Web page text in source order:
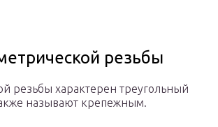
резьбы
резьбы характерен треугольный
называют крепежным.